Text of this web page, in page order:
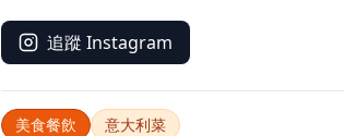
追蹤 Instagram
美食餐飲 意大利菜